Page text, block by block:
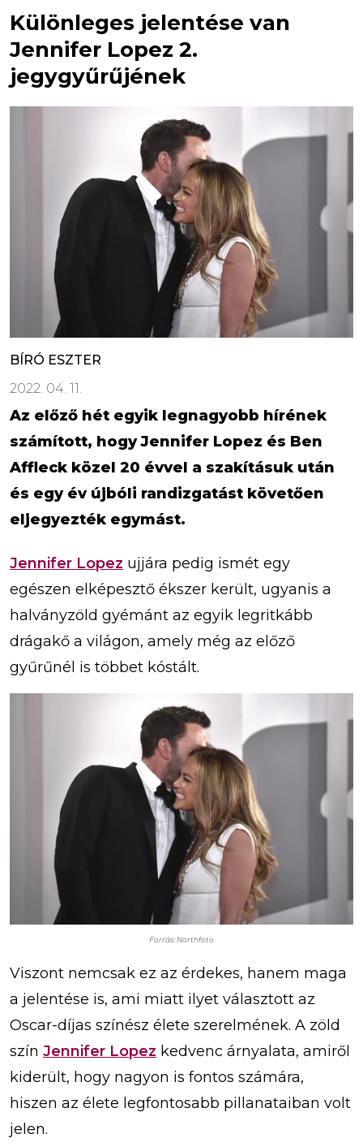
Különleges jelentése van
Jennifer Lopez 2.
jegygyűrűjének
BÍRÓ ESZTER
2022. 04. 11.
Az előző hét egyik legnagyobb hírének
számított, hogy Jennifer Lopez és Ben
Affleck közel 20 évvel a szakításuk után
és egy év újbóli randizgatást követően
eljegyezték egymást.
Jennifer Lopez ujjára pedig ismét egy
egészen elképesztő ékszer került, ugyanis a
halványzöld gyémánt az egyik legritkább
drágakő a világon, amely még az előző
gyűrűnél is többet kóstált.
Forrás: Northfoto
Viszont nemcsak ez az érdekes, hanem maga
a jelentése is, ami miatt ilyet választott az
Oscar-díjas színész élete szerelmének. A zöld
szín Jennifer Lopez kedvenc árnyalata, amiről
kiderült, hogy nagyon is fontos számára,
hiszen az élete legfontosabb pillanataiban volt
jelen.